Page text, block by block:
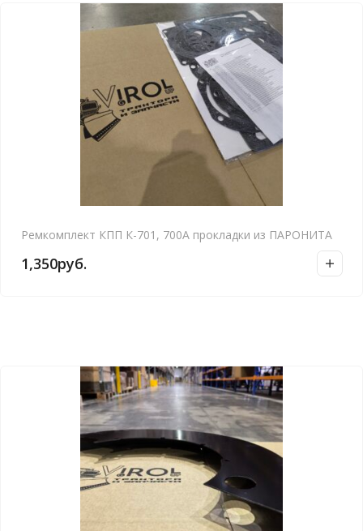
Ремкомплект КПП К-701, 700А прокладки из ПАРОНИТА
1,350руб.